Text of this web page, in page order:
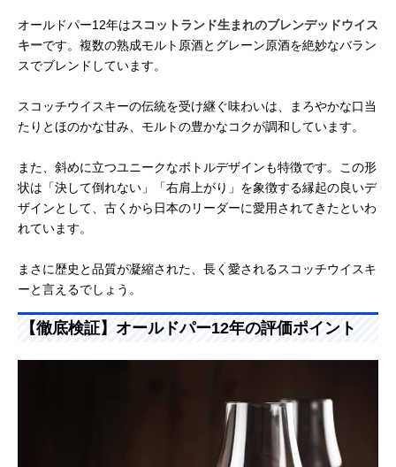
オールドパー12年はスコットランド生まれのブレンデッドウイス
キーです。複数の熟成モルト原酒とグレーン原酒を絶妙なバラン
スでブレンドしています。
スコッチウイスキーの伝統を受け継ぐ味わいは、まろやかな口当
たりとほのかな甘み、モルトの豊かなコクが調和しています。
また、斜めに立つユニークなボトルデザインも特徴です。この形
状は「決して倒れない」「右肩上がり」を象徴する縁起の良いデ
ザインとして、古くから日本のリーダーに愛用されてきたといわ
れています。
まさに歴史と品質が凝縮された、長く愛されるスコッチウイスキ
ーと言えるでしょう。
【徹底検証】オールドパー12年の評価ポイント